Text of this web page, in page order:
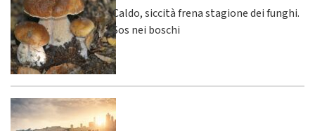
Caldo, siccità frena stagione dei funghi.
Sos nei boschi